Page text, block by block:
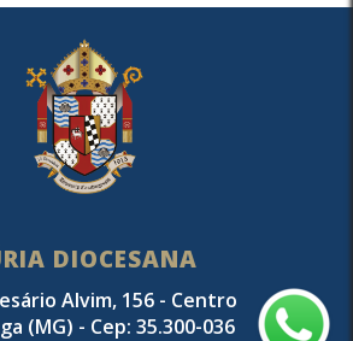
DIOCESANA
Alvim, 156 - Centro
(MG) - Cep: 35.300-036